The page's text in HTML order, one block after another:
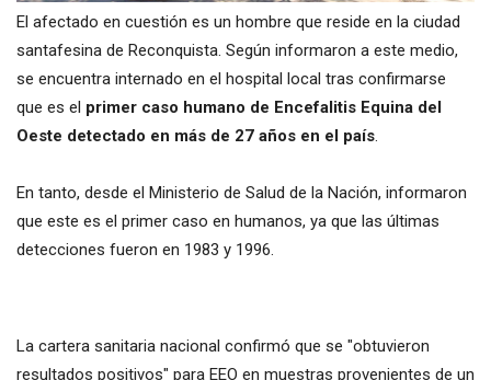
El afectado en cuestión es un hombre que reside en la ciudad
santafesina de Reconquista. Según informaron a este medio,
se encuentra internado en el hospital local tras confirmarse
que es el primer caso humano de Encefalitis Equina del
Oeste detectado en más de 27 años en el país.
En tanto, desde el Ministerio de Salud de la Nación, informaron
que este es el primer caso en humanos, ya que las últimas
detecciones fueron en 1983 y 1996.
La cartera sanitaria nacional confirmó que se "obtuvieron
resultados positivos" para EEO en muestras provenientes de un